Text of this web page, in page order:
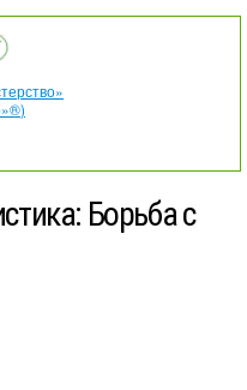
Борьба с